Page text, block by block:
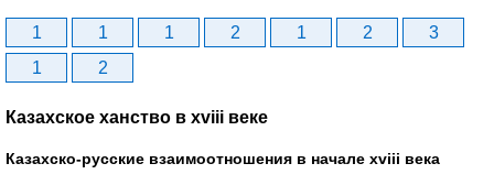
1 1 1 2 1 2
3
1
2
Казахское ханство в хviii веке
Казахско-русские взаимоотношения в начале xviii века